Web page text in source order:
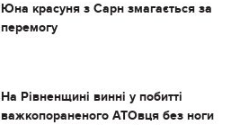
Юна красуня з Сарн змагається за
перемогу
На Рівненщині винні у побитті
важкопораненого АТОвця без ноги